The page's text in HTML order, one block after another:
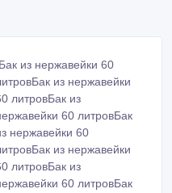
из нержавейки 60
из нержавейки
литровБак из
60 литровБак
нержавейки 60
из нержавейки
литровБак из
60 литровБак